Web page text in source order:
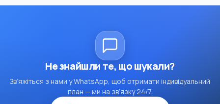
Не знайшли те, що шукали?
Зв’яжіться з нами у WhatsApp, щоб отримати індивідуальний
план — ми на зв’язку 24/7.